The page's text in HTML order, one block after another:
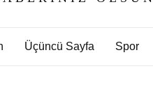
Üçüncü Sayfa Spor